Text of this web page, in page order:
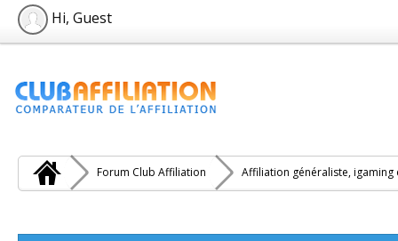
Hi, Guest
Forum Club Affiliation Affiliation généraliste, igaming